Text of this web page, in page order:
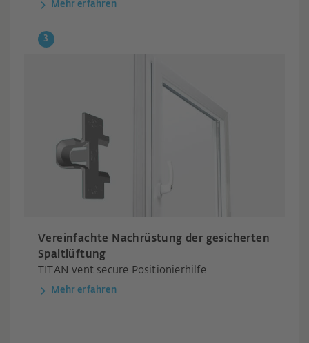
Mehr erfahren
Vereinfachte Nachrüstung der gesicherten
Spaltlüftung
TITAN vent secure Positionierhilfe
Mehr erfahren